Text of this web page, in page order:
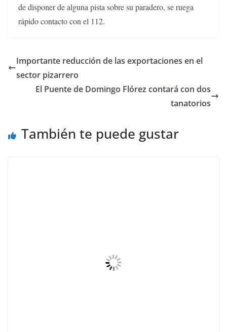
de disponer de alguna pista sobre su paradero, se ruega
rápido contacto con el 112.
Importante reducción de las exportaciones en el
sector pizarrero
El Puente de Domingo Flórez contará con dos
tanatorios
También te puede gustar